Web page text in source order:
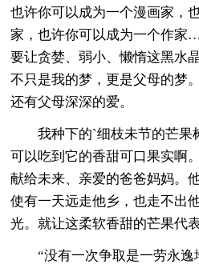
也许你可以成为一个漫画家，
家，也许你可以成为一个作
要让贪婪、弱小、懒惰这黑水
不只是我的梦，更是父母的梦
还有父母深深的爱。
我种下的`细枝未节的芒果
可以吃到它的香甜可口果实啊
献给未来、亲爱的爸爸妈妈。
使有一天远走他乡，也走不出
光。就让这柔软香甜的芒果代
“没有一次争取是一劳永逸